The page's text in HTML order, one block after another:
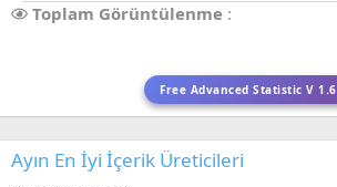
Toplam Görüntülenme
Free Advanced Statistic V 1.6
Ayın En İyi İçerik Üreticileri